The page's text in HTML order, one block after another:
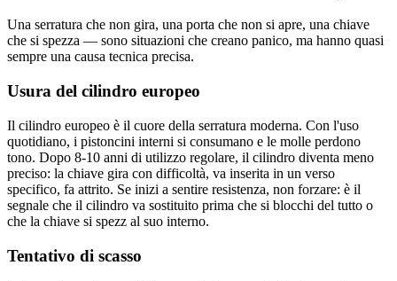
Una serratura che non gira, una porta che non si apre, una chiave
che si spezza — sono situazioni che creano panico, ma hanno quasi
sempre una causa tecnica precisa.
Usura del cilindro europeo
Il cilindro europeo è il cuore della serratura moderna. Con l'uso
quotidiano, i pistoncini interni si consumano e le molle perdono
tono. Dopo 8-10 anni di utilizzo regolare, il cilindro diventa meno
preciso: la chiave gira con difficoltà, va inserita in un verso
specifico, fa attrito. Se inizi a sentire resistenza, non forzare: è il
segnale che il cilindro va sostituito prima che si blocchi del tutto o
che la chiave si spezz al suo interno.
Tentativo di scasso